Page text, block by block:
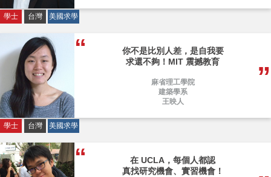
學士 台灣 美國求學
你不是比別人差，是自我要
求還不夠！MIT 震撼教育
麻省理工學院
建築學系
王映人
學士 台灣 美國求學
在 UCLA，每個人都認
真找研究機會、實習機會！